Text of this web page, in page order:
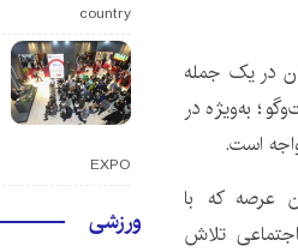
در یک جمله
به‌ویژه در
است.
عرصه که با
تلاش
country
EXPO
ورزشی